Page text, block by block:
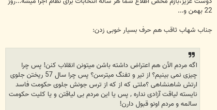
22 بهمن و...
جناب شهاب ثاقب هم حرف بسیار خوبی زدن:
اگه مردم الآن هم اعتراض داشته باشن میتونن انقلاب کنن! پس چرا
چیزی نمی بینیم؟ از تیر و تفنگ میترسن؟ پس چرا سال 57 ریختن جلوی
ارتش شاهنشاهی ؟ملتی که از که از ترس جونش جلوی حکومت فاسد
نایسته لیاقت آزادی نداره , پس یا این مردم بی لیاقتن و یا کلیت حکومت
سالمه و مردم اونو قبول دارن!